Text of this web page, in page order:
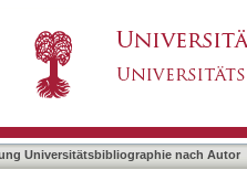
Universitätsbibliographie nach Autor